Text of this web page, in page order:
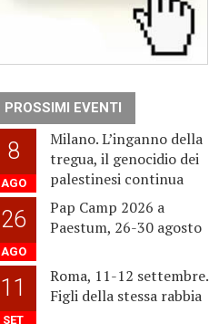
PROSSIMI EVENTI
8
AGO
Milano. L’inganno della
tregua, il genocidio dei
palestinesi continua
26
AGO
Pap Camp 2026 a
Paestum, 26-30 agosto
11
SET
Roma, 11-12 settembre.
Figli della stessa rabbia